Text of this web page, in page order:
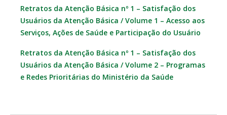
Retratos da Atenção Básica nº 1 – Satisfação dos
Usuários da Atenção Básica / Volume 1 – Acesso aos
Serviços, Ações de Saúde e Participação do Usuário
Retratos da Atenção Básica nº 1 – Satisfação dos
Usuários da Atenção Básica / Volume 2 – Programas
e Redes Prioritárias do Ministério da Saúde